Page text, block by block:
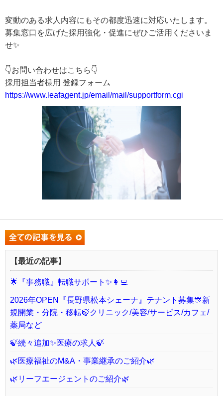
変動のある求人内容にもその都度迅速に対応いたします。
募集窓口を広げた採用強化・促進にぜひご活用くださいま
せ✨
👇お問い合わせはこちら👇
採用担当者様用 登録フォーム
https://www.leafagent.jp/email/mail/supportform.cgi
【最近の記事】
🌟『事務職』転職サポート✨👩‍💻
2026年OPEN『長野県松本シェーナ』テナント募集🎊新
規開業・分院・移転🍃クリニック/美容/サービス/カフェ/
薬局など
🍃続々追加✨医療の求人🍃
🌿医療福祉のM&A・事業継承のご紹介🌿
🌿リーフエージェントのご紹介🌿